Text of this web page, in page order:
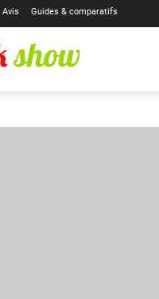
Guides & comparatifs